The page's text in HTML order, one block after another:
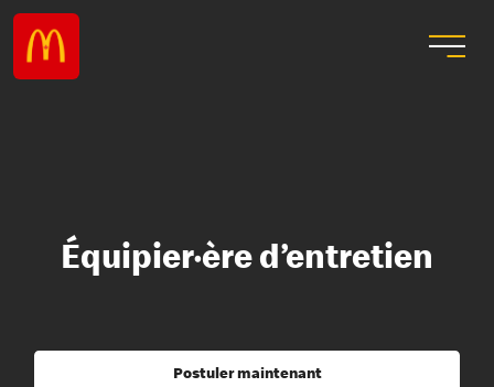
Équipier·ère d’entretien
Postuler maintenant